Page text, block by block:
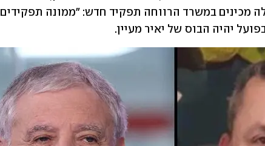
יהיה הבוס של יאיר מעיין.